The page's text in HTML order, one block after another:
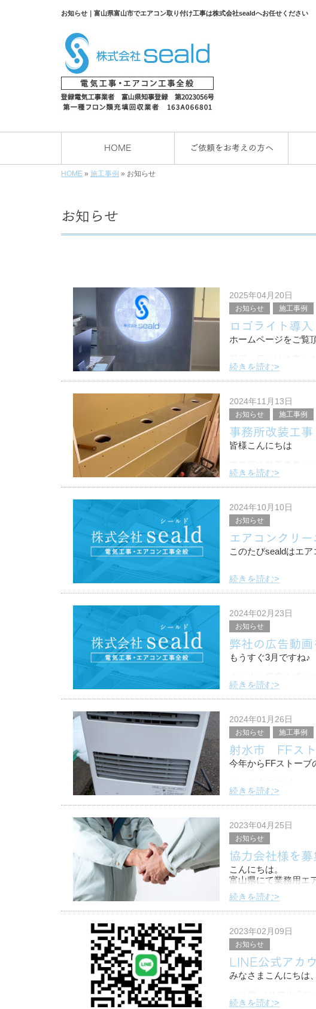
お知らせ｜富山県富山市でエアコン取り付け工事は株式会社sealdへお任せください
HOME ご依頼をお考えの方へ
HOME » 施工事例 » お知らせ
お知らせ
2025年04月20日
お知らせ 施工事例
ロゴライト導入
ホームページをご覧
今回は、試験的な意
続きを読む>
2024年11月13日
お知らせ 施工事例
事務所改装工事
皆様こんにちは
今回は事務所天井部
間接照明を公開した
続きを読む>
2024年10月10日
お知らせ
エアコンクリー
このたびsealdはエ
実はエアコンは定期
そしてエアコンの効
続きを読む>
2024年02月23日
お知らせ
弊社の広告動画
もうすぐ3月ですね♪
さて、今回は弊社の
その紹介をさせて頂
次のUR
続きを読む>
2024年01月26日
お知らせ 施工事例
射水市 FFスト
今年からFFストーブ
射水市のお客様から
T様、ご依頼、掲載
こちらが施工事例で
続きを読む>
2023年04月25日
お知らせ
協力会社様を募
こんにちは。
富山県にて業務用エ
す。
弊社では、主に業務
続きを読む>
2023年02月09日
お知らせ
LINE公式アカ
みなさまこんにちは
続きを読む>